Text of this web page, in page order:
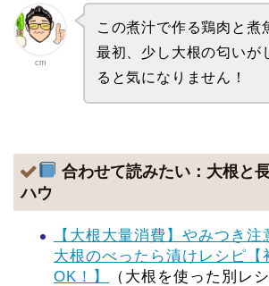
cm
この煮汁で作る鶏肉と煮
最初、少し大根の匂いが
ると気になりません！
合わせて読みたい：大根と
ハウ
【大根大量消費】やみつき
大根のべったら漬けレシピ【
OK！】
（大根を使った別レシ